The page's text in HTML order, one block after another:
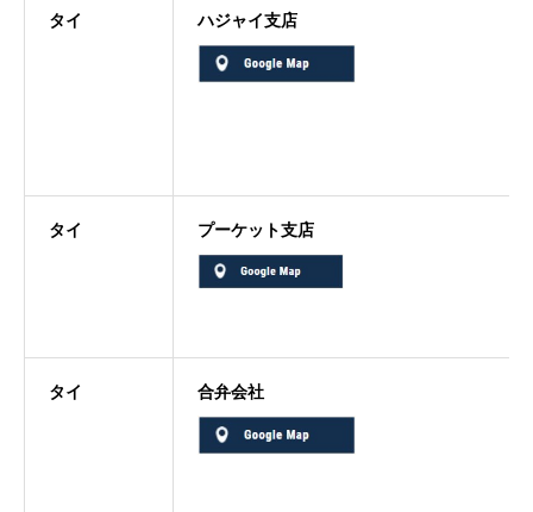
タイ ハジャイ支店
タイ プーケット支店
タイ 合弁会社